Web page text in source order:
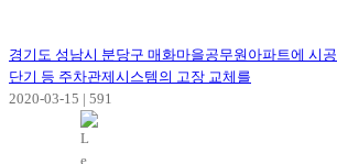
경기도 성남시 분당구 매화마을공무원아파트에 시
단기 등 주차관제시스템의 고장 교체를
2020-03-15 | 591